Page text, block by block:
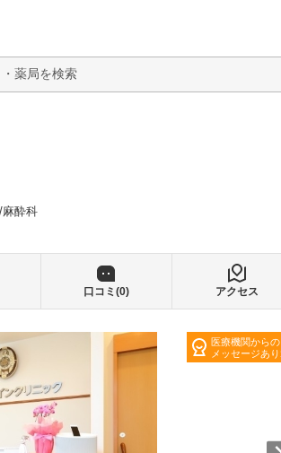
検索
麻酔科
口コミ(0) アクセス
医療機関からの
メッセージあり